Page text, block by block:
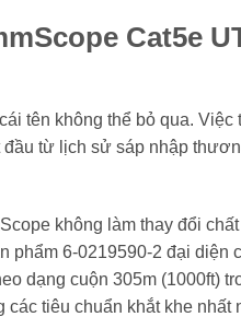
Cat5e
tên không thể bỏ qua. Việc
từ lịch sử sáp nhập
không làm thay đổi
phẩm 6-0219590-2 đại diện
dạng cuộn 305m (1000ft)
tiêu chuẩn khắt khe nhất